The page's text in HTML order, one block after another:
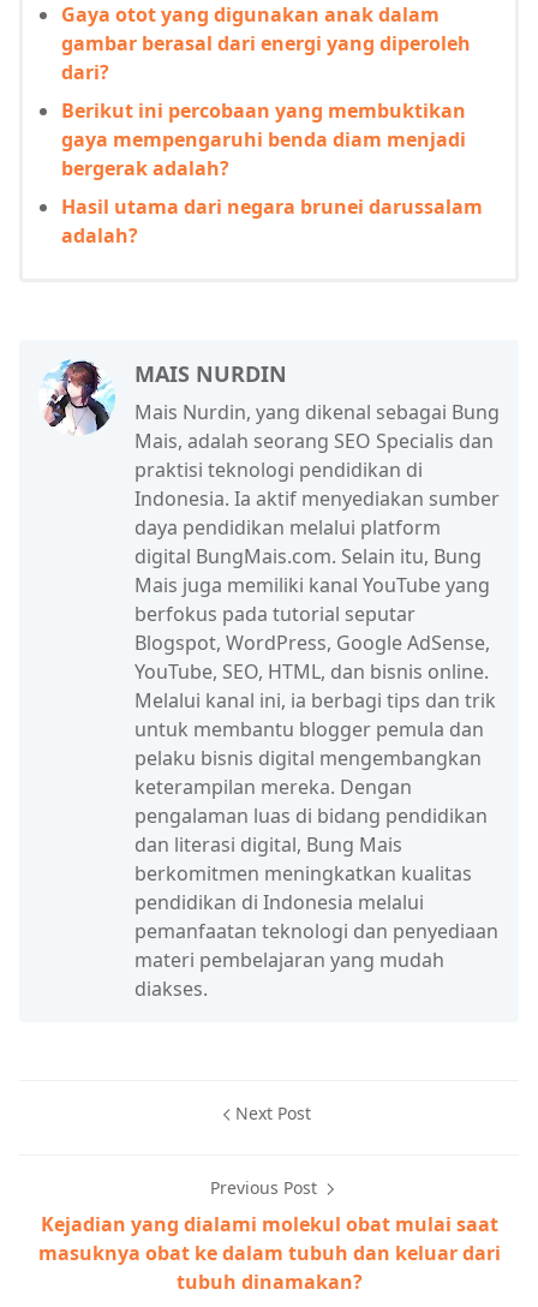
Gaya otot yang digunakan anak dalam
gambar berasal dari energi yang diperoleh
dari?
Berikut ini percobaan yang membuktikan
gaya mempengaruhi benda diam menjadi
bergerak adalah?
Hasil utama dari negara brunei darussalam
adalah?
MAIS NURDIN
Mais Nurdin, yang dikenal sebagai Bung
Mais, adalah seorang SEO Specialis dan
praktisi teknologi pendidikan di
Indonesia. Ia aktif menyediakan sumber
daya pendidikan melalui platform
digital BungMais.com. Selain itu, Bung
Mais juga memiliki kanal YouTube yang
berfokus pada tutorial seputar
Blogspot, WordPress, Google AdSense,
YouTube, SEO, HTML, dan bisnis online.
Melalui kanal ini, ia berbagi tips dan trik
untuk membantu blogger pemula dan
pelaku bisnis digital mengembangkan
keterampilan mereka. Dengan
pengalaman luas di bidang pendidikan
dan literasi digital, Bung Mais
berkomitmen meningkatkan kualitas
pendidikan di Indonesia melalui
pemanfaatan teknologi dan penyediaan
materi pembelajaran yang mudah
diakses.
Next Post
Previous Post
Kejadian yang dialami molekul obat mulai saat
masuknya obat ke dalam tubuh dan keluar dari
tubuh dinamakan?